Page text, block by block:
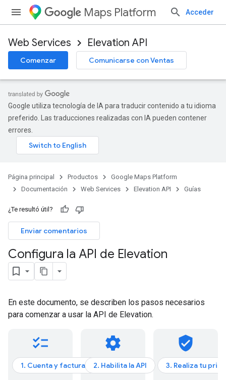
Maps Platform Acceder
Web Services Elevation API
Comenzar Comunicarse con Ventas
Google utiliza tecnología de IA para traducir contenido a tu idioma
preferido. Las traducciones realizadas con IA pueden contener
errores.
Página principal Productos
Google Maps Platform
Documentación
Web Services Elevation API Guías
¿Te resultó útil?
Enviar comentarios
Configura la API de Elevation
En este documento, se describen los pasos necesarios
para comenzar a usar la API de Elevation.
checklist
1. Cuenta y facturación
settings
2. Habilita la API
verified_user
3. Realiza tu